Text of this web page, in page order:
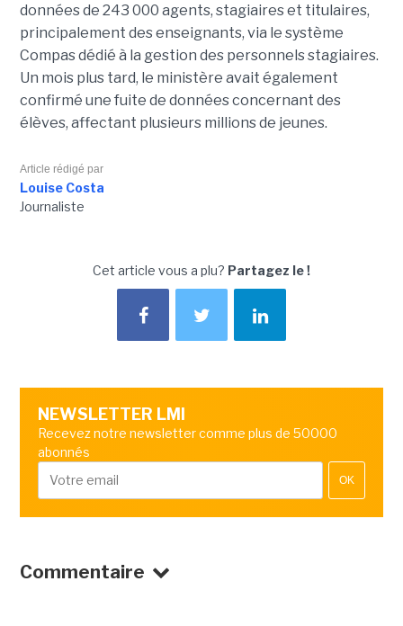
données de 243 000 agents, stagiaires et titulaires,
principalement des enseignants, via le système
Compas dédié à la gestion des personnels stagiaires.
Un mois plus tard, le ministère avait également
confirmé une fuite de données concernant des
élèves, affectant plusieurs millions de jeunes.
Article rédigé par
Louise Costa
Journaliste
Cet article vous a plu? Partagez le !
NEWSLETTER LMI
Recevez notre newsletter comme plus de 50000
abonnés
OK
Commentaire